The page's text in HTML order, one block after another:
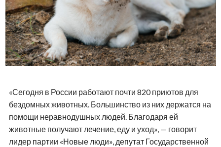
«Сегодня в России работают почти 820 приютов для
бездомных животных. Большинство из них держатся на
помощи неравнодушных людей. Благодаря ей
животные получают лечение, еду и уход», — говорит
лидер партии «Новые люди», депутат Государственной